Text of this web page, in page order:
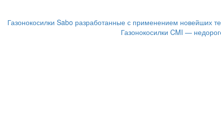
Газонокосилки Sabo разработанные с применением новейших
Газонокосилки CMI —